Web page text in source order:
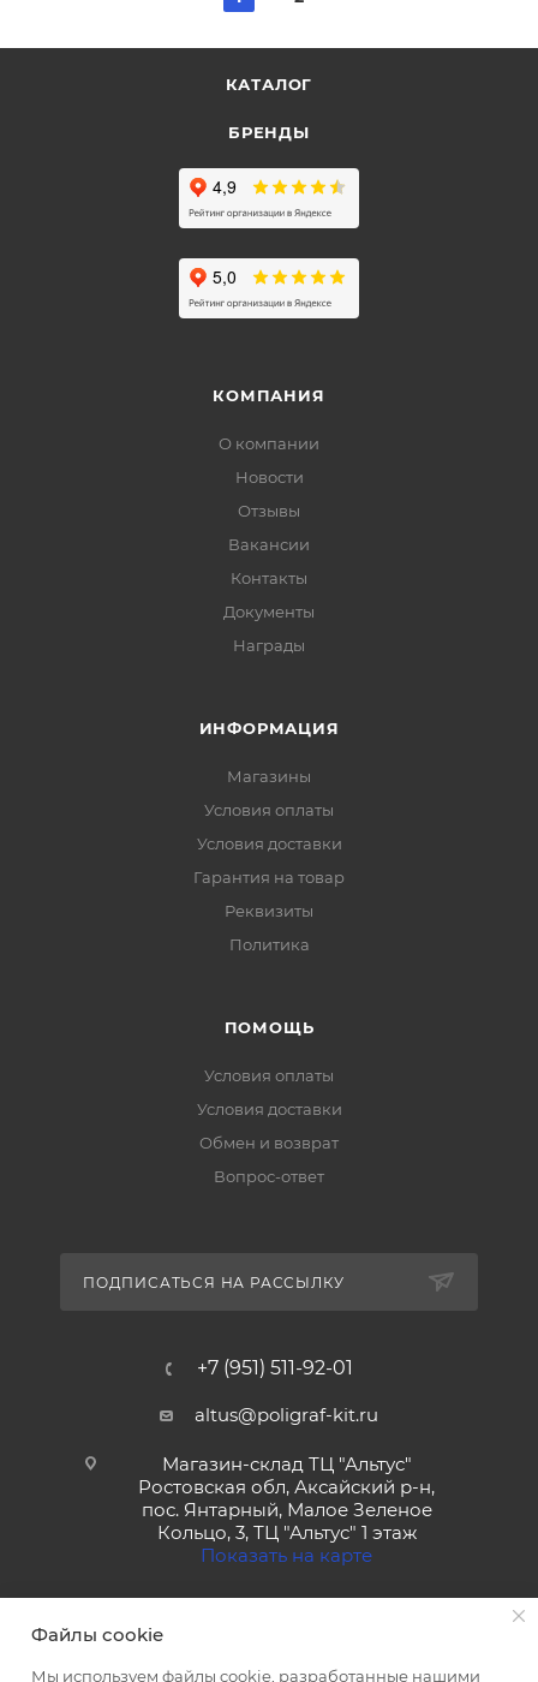
КАТАЛОГ
БРЕНДЫ
КОМПАНИЯ
О компании
Новости
Отзывы
Вакансии
Контакты
Документы
Награды
ИНФОРМАЦИЯ
Магазины
Условия оплаты
Условия доставки
Гарантия на товар
Реквизиты
Политика
ПОМОЩЬ
Условия оплаты
Условия доставки
Обмен и возврат
Вопрос-ответ
ПОДПИСАТЬСЯ НА РАССЫЛКУ
+7 (951) 511-92-01
altus@poligraf-kit.ru
Магазин-склад ТЦ "Альтус"
Ростовская обл, Аксайский р-н,
пос. Янтарный, Малое Зеленое
Кольцо, 3, ТЦ "Альтус" 1 этаж
Показать на карте
Файлы cookie
Мы используем файлы cookie, разработанные нашими